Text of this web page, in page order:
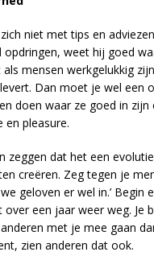
niet met tips en
weet hij goed
mensen werkgelukkig
Dan moet je wel een
doen waar ze goed in zijn
en pleasure.
zeggen dat het een
creëren. Zeg tegen je
geloven er wel in.’ Begin
over een jaar weer weg. Je
met je mee gaan
zien anderen dat ook.